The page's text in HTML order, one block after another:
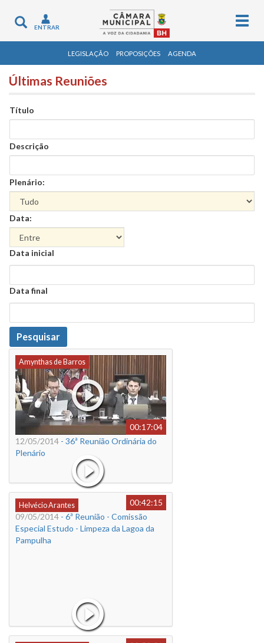
Toggle
navigation
ENTRAR
LEGISLAÇÃO PROPOSIÇÕES AGENDA
Últimas Reuniões
Título
Descrição
Plenário:
Data:
Data
Data inicial
Data
Data final
Data
Pesquisar
Amynthas de Barros
00:17:04
12/05/2014 - 36ª Reunião Ordinária do
Plenário
Helvécio Arantes
00:42:15
09/05/2014 - 6ª Reunião - Comissão
Especial Estudo - Limpeza da Lagoa da
Pampulha